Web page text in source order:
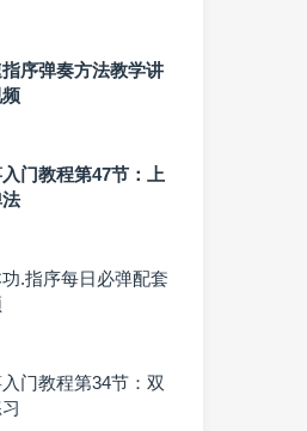
序弹奏方法教学讲
门教程第47节：上
.指序每日必弹配套
门教程第34节：双